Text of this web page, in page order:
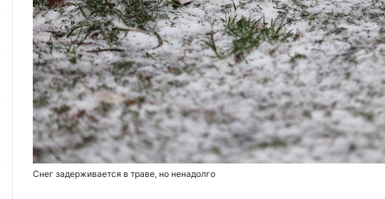
Снег задерживается в траве, но ненадолго